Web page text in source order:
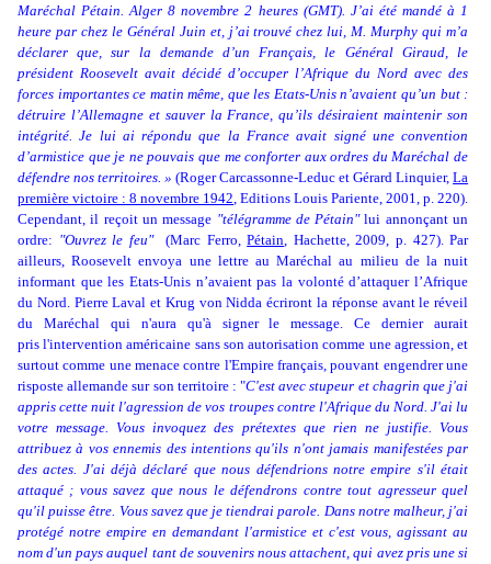
Maréchal Pétain. Alger 8 novembre 2 heures (GMT). J’ai été mandé à 1
heure par chez le Général Juin et, j’ai trouvé chez lui, M. Murphy qui m’a
déclarer que, sur la demande d’un Français, le Général Giraud, le
président Roosevelt avait décidé d’occuper l’Afrique du Nord avec des
forces importantes ce matin même, que les Etats-Unis n’avaient qu’un but :
détruire l’Allemagne et sauver la France, qu’ils désiraient maintenir son
intégrité. Je lui ai répondu que la France avait signé une convention
d’armistice que je ne pouvais que me conforter aux ordres du Maréchal de
défendre nos territoires. » (Roger Carcassonne-Leduc et Gérard Linquier, La
première victoire : 8 novembre 1942, Editions Louis Pariente, 2001, p. 220).
Cependant, il reçoit un message "télégramme de Pétain"lui annonçant un
ordre: "Ouvrez le feu" (Marc Ferro,Pétain, Hachette, 2009, p. 427). Par
ailleurs, Roosevelt envoya une lettre au Maréchal au milieu de la nuit
informant que les Etats-Unis n’avaient pas la volonté d’attaquer l’Afrique
du Nord. Pierre Laval et Krug von Nidda écriront la réponse avant le réveil
du Maréchal qui n'aura qu'à signer le message. Ce dernier aurait
pris l'intervention américaine sans son autorisation comme une agression, et
surtout comme une menace contre l'Empire français, pouvant engendrer une
risposte allemande sur son territoire : "C'est avec stupeur et chagrin que j'ai
appris cette nuit l'agression de vos troupes contre l'Afrique du Nord. J'ai lu
votre message. Vous invoquez des prétextes que rien ne justifie. Vous
attribuez à vos ennemis des intentions qu'ils n'ont jamais manifestées par
des actes. J'ai déjà déclaré que nous défendrions notre empire s'il était
attaqué ; vous savez que nous le défendrons contre tout agresseur quel
qu'il puisse être. Vous savez que je tiendrai parole. Dans notre malheur, j'ai
protégé notre empire en demandant l'armistice et c'est vous, agissant au
nom d'un pays auquel tant de souvenirs nous attachent, qui avez pris une si